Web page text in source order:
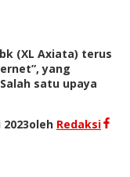
(XL Axiata) terus
yang
satu upaya
oleh Redaksi